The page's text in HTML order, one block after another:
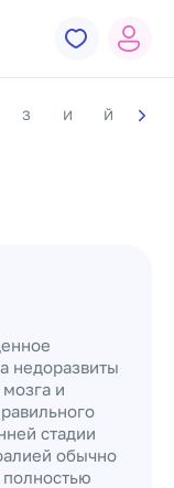
З И Й К
недоразвиты
и
стадии
обычно
полностью